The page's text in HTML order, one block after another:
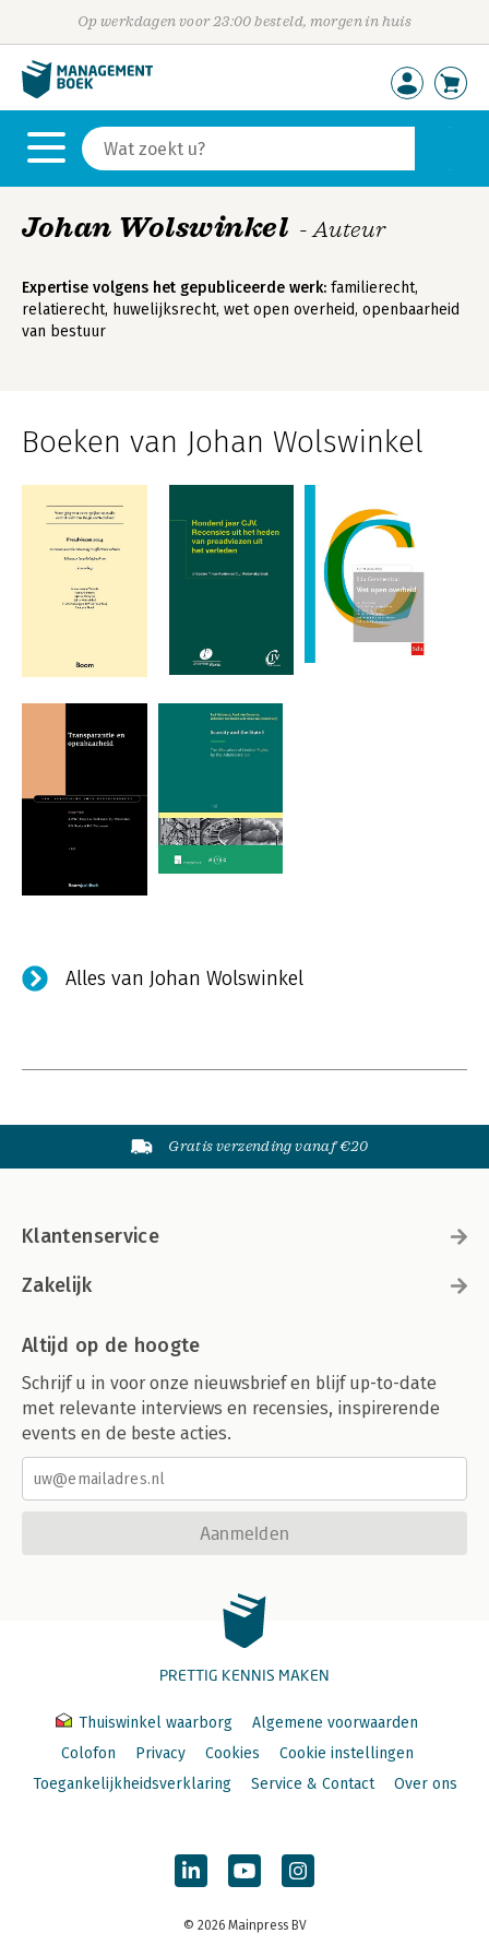
Op werkdagen voor 23:00 besteld, morgen in huis
Johan Wolswinkel - Auteur
Expertise volgens het gepubliceerde werk: familierecht,
relatierecht, huwelijksrecht, wet open overheid, openbaarheid
van bestuur
Boeken van Johan Wolswinkel
Alles van Johan Wolswinkel
Gratis verzending vanaf €20
Klantenservice
Zakelijk
Altijd op de hoogte
Schrijf u in voor onze nieuwsbrief en blijf up-to-date
met relevante interviews en recensies, inspirerende
events en de beste acties.
Aanmelden
PRETTIG KENNIS MAKEN
Thuiswinkel waarborg
Algemene voorwaarden
Colofon
Privacy Cookies
Cookie instellingen
Toegankelijkheidsverklaring
Service & Contact Over ons
© 2026 Mainpress BV